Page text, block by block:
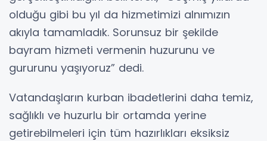
olduğu gibi bu yıl da hizmetimizi alnımızın
akıyla tamamladık. Sorunsuz bir şekilde
bayram hizmeti vermenin huzurunu ve
gururunu yaşıyoruz” dedi.
Vatandaşların kurban ibadetlerini daha temiz,
sağlıklı ve huzurlu bir ortamda yerine
getirebilmeleri için tüm hazırlıkları eksiksiz